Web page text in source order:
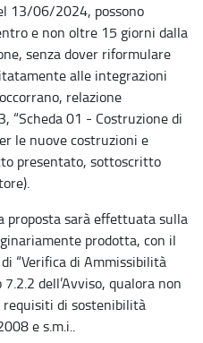
13/06/2024, possono
e non oltre 15 giorni dalla
senza dover riformulare
alle integrazioni
relazione
“Scheda 01 - Costruzione di
le nuove costruzioni e
presentato, sottoscritto
proposta sarà effettuata sulla
prodotta, con il
“Verifica di Ammissibilità
dell’Avviso, qualora non
requisiti di sostenibilità
e s.m.i..